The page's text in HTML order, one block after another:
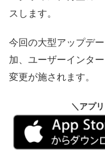
スします。
今回の大型アップデ
加、ユーザーインタ
変更が施されます。
＼アプ